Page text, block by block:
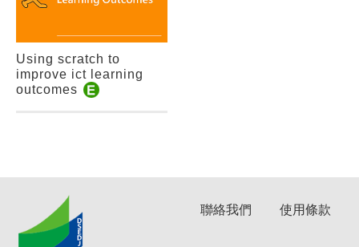
Using scratch to
improve ict learning
outcomes
聯絡我們 使用條款